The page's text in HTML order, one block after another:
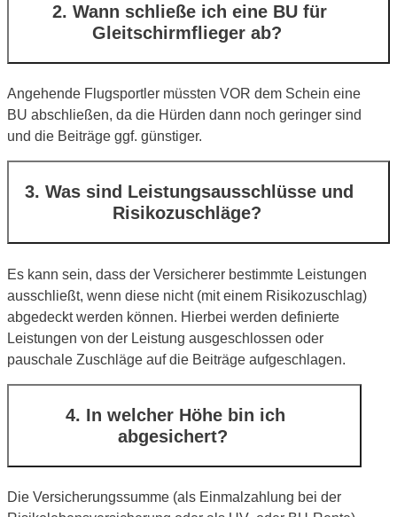
2. Wann schließe ich eine BU für
Gleitschirmflieger ab?
Angehende Flugsportler müssten VOR dem Schein eine
BU abschließen, da die Hürden dann noch geringer sind
und die Beiträge ggf. günstiger.
3. Was sind Leistungsausschlüsse und
Risikozuschläge?
Es kann sein, dass der Versicherer bestimmte Leistungen
ausschließt, wenn diese nicht (mit einem Risikozuschlag)
abgedeckt werden können. Hierbei werden definierte
Leistungen von der Leistung ausgeschlossen oder
pauschale Zuschläge auf die Beiträge aufgeschlagen.
4. In welcher Höhe bin ich
abgesichert?
Die Versicherungssumme (als Einmalzahlung bei der